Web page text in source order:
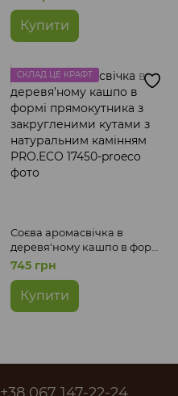
кришталем PRO.ECO
Купити
СКЛАД ЦЕ КРАФТ
Соєва аромасвічка в
деревя'ному кашпо в формі
прямокутника з
закругленими кутами з
натуральним камінням
PRO.ECO
745 грн
Купити